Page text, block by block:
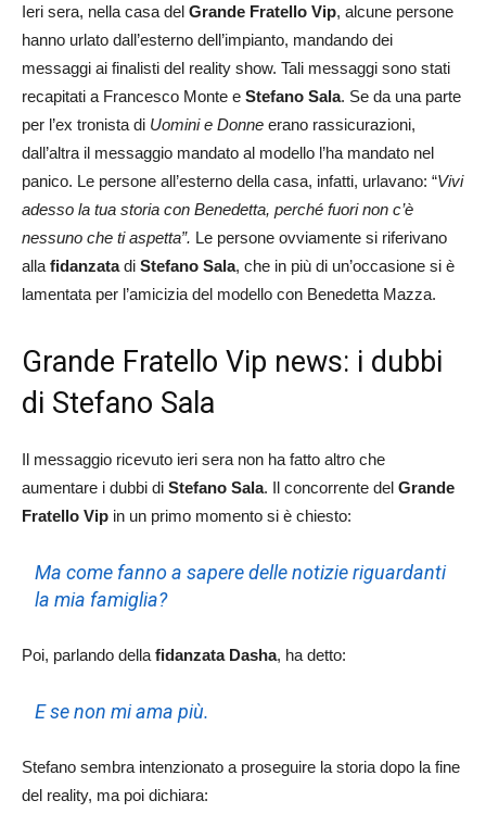
Ieri sera, nella casa del Grande Fratello Vip, alcune persone
hanno urlato dall’esterno dell’impianto, mandando dei
messaggi ai finalisti del reality show. Tali messaggi sono stati
recapitati a Francesco Monte e Stefano Sala. Se da una parte
per l’ex tronista di Uomini e Donne erano rassicurazioni,
dall’altra il messaggio mandato al modello l’ha mandato nel
panico. Le persone all’esterno della casa, infatti, urlavano: “Vivi
adesso la tua storia con Benedetta, perché fuori non c’è
nessuno che ti aspetta”. Le persone ovviamente si riferivano
alla fidanzatadi Stefano Sala, che in più di un’occasione si è
lamentata per l’amicizia del modello con Benedetta Mazza.
Grande Fratello Vip news: i dubbi
di Stefano Sala
Il messaggio ricevuto ieri sera non ha fatto altro che
aumentare i dubbi di Stefano Sala. Il concorrente del Grande
Fratello Vip in un primo momento si è chiesto:
Ma come fanno a sapere delle notizie riguardanti
la mia famiglia?
Poi, parlando della fidanzata Dasha, ha detto:
E se non mi ama più.
Stefano sembra intenzionato a proseguire la storia dopo la fine
del reality, ma poi dichiara: